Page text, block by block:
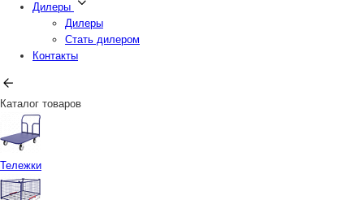
Дилеры
Дилеры
Стать дилером
Контакты
Каталог товаров
Тележки